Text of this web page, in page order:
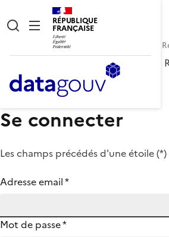
RÉPUBLIQUE
FRANÇAISE
Se connecter
Les champs précédés d'une étoile (*
Adresse email*
Mot de passe*